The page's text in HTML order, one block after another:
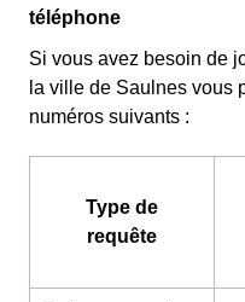
téléphone
Si vous avez besoin de
la ville de Saulnes vous
numéros suivants :
Type de
requête